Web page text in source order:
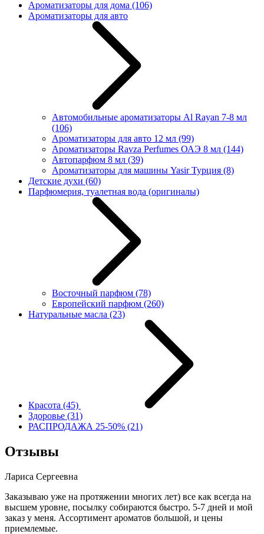
Ароматизаторы для дома (106)
Ароматизаторы для авто
Автомобильные ароматизаторы Al Rayan 7-8 мл
(106)
Ароматизаторы для авто 12 мл (99)
Ароматизаторы Ravza Perfumes ОАЭ 8 мл (144)
Автопарфюм 8 мл (39)
Ароматизаторы для машины Yasir Турция (8)
Детские духи (60)
Парфюмерия, туалетная вода (оригиналы)
Восточный парфюм (78)
Европейский парфюм (260)
Натуральные масла (23)
Красота (45)
Здоровье (31)
РАСПРОДАЖА 25-50% (21)
Отзывы
Лариса Сергеевна
Заказываю уже на протяжении многих лет) все как всегда на
высшем уровне, посылку собираются быстро. 5-7 дней и мой
заказ у меня. Ассортимент ароматов большой, и цены
приемлемые.